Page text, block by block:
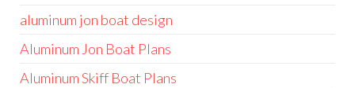
aluminum jon boat design
Aluminum Jon Boat Plans
Aluminum Skiff Boat Plans